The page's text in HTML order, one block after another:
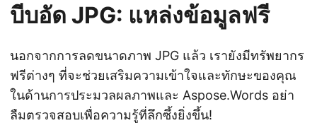
บีบอัด JPG: แหล่งข้อมูลฟรี
นอกจากการลดขนาดภาพ JPG แล้ว เรายังมีทรัพยากร
ฟรีต่างๆ ที่จะช่วยเสริมความเข้าใจและทักษะของคุณ
ในด้านการประมวลผลภาพและ Aspose.Words อย่า
ลืมตรวจสอบเพื่อความรู้ที่ลึกซึ้งยิ่งขึ้น!